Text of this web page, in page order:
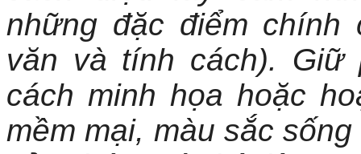
những đặc điểm chính
văn và tính cách). Giữ
cách minh họa hoặc
mềm mại, màu sắc